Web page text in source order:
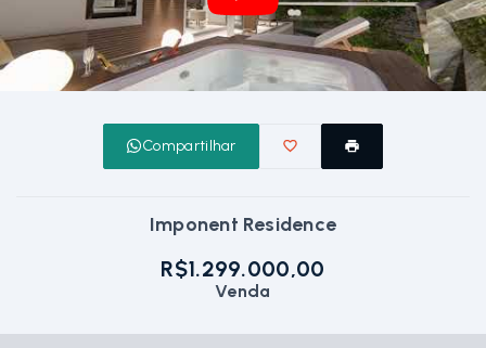
Compartilhar
Imponent Residence
R$1.299.000,00
Venda